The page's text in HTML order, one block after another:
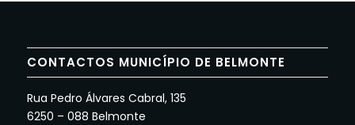
CONTACTOS MUNICÍPIO DE BELMONTE
Rua Pedro Álvares Cabral, 135
6250 – 088 Belmonte